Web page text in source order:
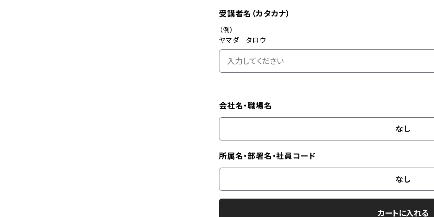
受講者名（カタカナ）
（例）
ヤマダ タロウ
会社名・職場名
なし
所属名・部署名・社員コード
なし
カートに入れる